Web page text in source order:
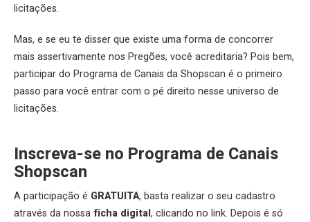
licitações.
Mas, e se eu te disser que existe uma forma de concorrer
mais assertivamente nos Pregões, você acreditaria? Pois bem,
participar do Programa de Canais da Shopscan é o primeiro
passo para você entrar com o pé direito nesse universo de
licitações.
Inscreva-se no Programa de Canais
Shopscan
A participação é GRATUITA, basta realizar o seu cadastro
através da nossa ficha digital, clicando no link. Depois é só